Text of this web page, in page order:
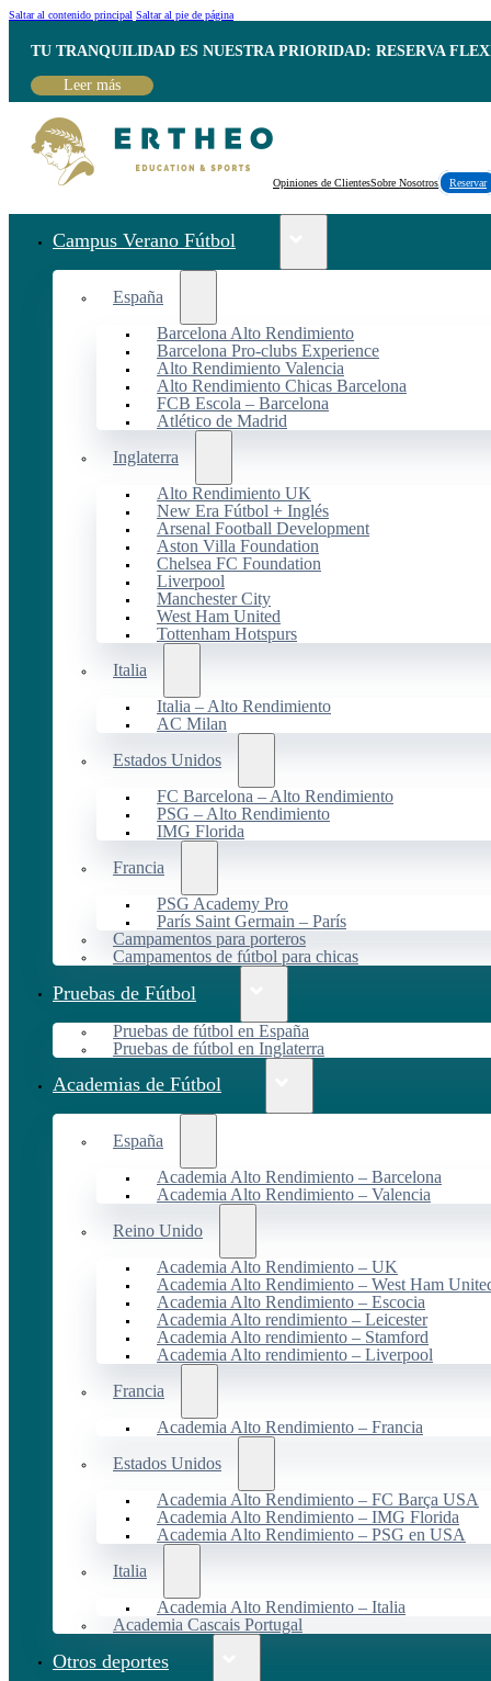
Saltar al contenido principal Saltar al pie de página
TU TRANQUILIDAD ES NUESTRA PRIORIDAD: RESERVA
Leer más
Opiniones de ClientesSobre Nosotros Reservar
Campus Verano Fútbol
España
Barcelona Alto Rendimiento
Barcelona Pro-clubs Experience
Alto Rendimiento Valencia
Alto Rendimiento Chicas Barcelona
FCB Escola – Barcelona
Atlético de Madrid
Inglaterra
Alto Rendimiento UK
New Era Fútbol + Inglés
Arsenal Football Development
Aston Villa Foundation
Chelsea FC Foundation
Liverpool
Manchester City
West Ham United
Tottenham Hotspurs
Italia
Italia – Alto Rendimiento
AC Milan
Estados Unidos
FC Barcelona – Alto Rendimiento
PSG – Alto Rendimiento
IMG Florida
Francia
PSG Academy Pro
París Saint Germain – París
Campamentos para porteros
Campamentos de fútbol para chicas
Pruebas de Fútbol
Pruebas de fútbol en España
Pruebas de fútbol en Inglaterra
Academias de Fútbol
España
Academia Alto Rendimiento – Barcelona
Academia Alto Rendimiento – Valencia
Reino Unido
Academia Alto Rendimiento – UK
Academia Alto Rendimiento – West Ham
Academia Alto Rendimiento – Escocia
Academia Alto rendimiento – Leicester
Academia Alto rendimiento – Stamford
Academia Alto rendimiento – Liverpool
Francia
Academia Alto Rendimiento – Francia
Estados Unidos
Academia Alto Rendimiento – FC Barça USA
Academia Alto Rendimiento – IMG Florida
Academia Alto Rendimiento – PSG en USA
Italia
Academia Alto Rendimiento – Italia
Academia Cascais Portugal
Otros deportes